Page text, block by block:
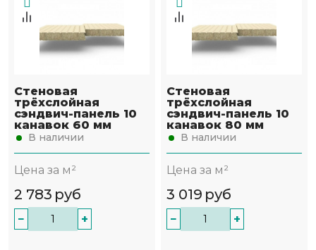
Стеновая
трёхслойная
сэндвич-панель 10
канавок 60 мм
В наличии
Цена за м²
2 783 руб
− +
Стеновая
трёхслойная
сэндвич-панель 10
канавок 80 мм
В наличии
Цена за м²
3 019 руб
− +